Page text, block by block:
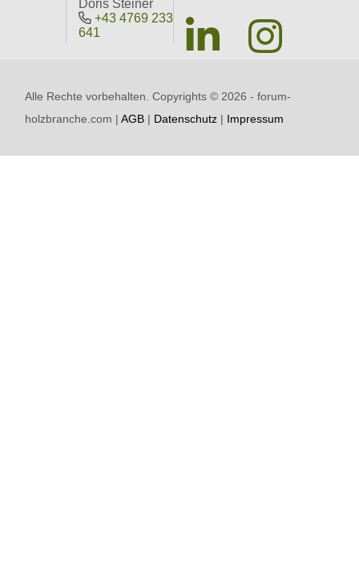
Doris Steiner
+43 4769 233
641
Alle Rechte vorbehalten. Copyrights ©2026 - forum-
holzbranche.com |AGB | Datenschutz | Impressum